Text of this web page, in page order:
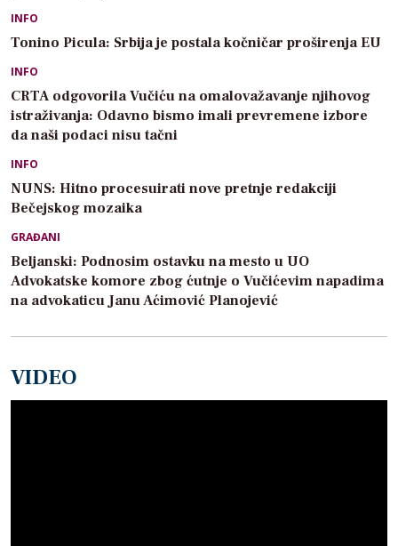
INFO
Tonino Picula: Srbija je postala kočničar proširenja EU
INFO
CRTA odgovorila Vučiću na omalovažavanje njihovog
istraživanja: Odavno bismo imali prevremene izbore
da naši podaci nisu tačni
INFO
NUNS: Hitno procesuirati nove pretnje redakciji
Bečejskog mozaika
GRAĐANI
Beljanski: Podnosim ostavku na mesto u UO
Advokatske komore zbog ćutnje o Vučićevim napadima
na advokaticu Janu Aćimović Planojević
VIDEO